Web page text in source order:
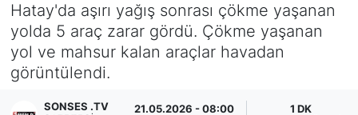
Hatay'da aşırı yağış sonrası çökme yaşanan
yolda 5 araç zarar gördü. Çökme yaşanan
yol ve mahsur kalan araçlar havadan
görüntülendi.
SONSES .TV 21.05.2026 - 08:00 1 DK
DÜNYA
KÜLTÜR - SANAT
MAGAZİN
Süper Lig Puan Durumu ve Fikstür
Tüm Manşetler
Son Dakika Haberleri